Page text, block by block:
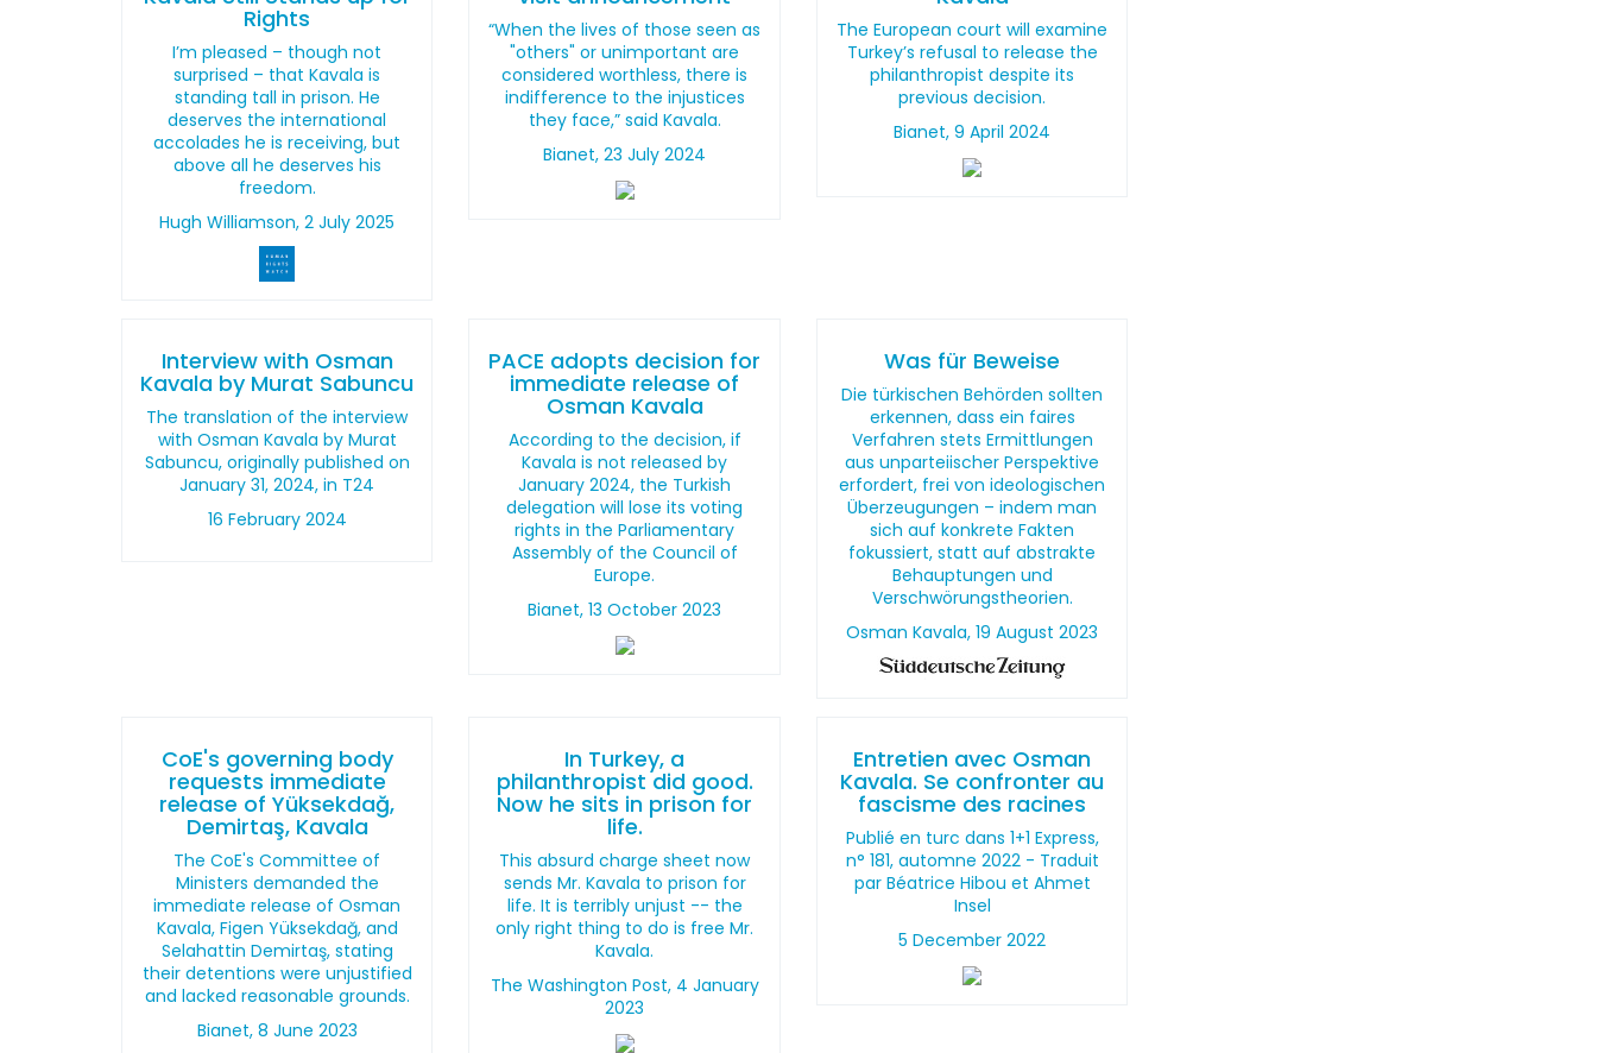
Rights
I’m pleased – though not
surprised – that Kavala is
standing tall in prison. He
deserves the international
accolades he is receiving, but
above all he deserves his
freedom.
Hugh Williamson, 2 July 2025
“When the lives of those seen as
"others" or unimportant are
considered worthless, there is
indifference to the injustices
they face,” said Kavala.
Bianet, 23 July 2024
The European court will examine
Turkey’s refusal to release the
philanthropist despite its
previous decision.
Bianet, 9 April 2024
Interview with Osman
Kavala by Murat Sabuncu
The translation of the interview
with Osman Kavala by Murat
Sabuncu, originally published on
January 31, 2024, in T24
16 February 2024
PACE adopts decision for
immediate release of
Osman Kavala
According to the decision, if
Kavala is not released by
January 2024, the Turkish
delegation will lose its voting
rights in the Parliamentary
Assembly of the Council of
Europe.
Bianet, 13 October 2023
Was für Beweise
Die türkischen Behörden sollten
erkennen, dass ein faires
Verfahren stets Ermittlungen
aus unparteiischer Perspektive
erfordert, frei von ideologischen
Überzeugungen – indem man
sich auf konkrete Fakten
fokussiert, statt auf abstrakte
Behauptungen und
Verschwörungstheorien.
Osman Kavala, 19 August 2023
CoE's governing body
requests immediate
release of Yüksekdağ,
Demirtaş, Kavala
The CoE's Committee of
Ministers demanded the
immediate release of Osman
Kavala, Figen Yüksekdağ, and
Selahattin Demirtaş, stating
their detentions were unjustified
and lacked reasonable grounds.
Bianet, 8 June 2023
In Turkey, a
philanthropist did good.
Now he sits in prison for
life.
This absurd charge sheet now
sends Mr. Kavala to prison for
life. It is terribly unjust -- the
only right thing to do is free Mr.
Kavala.
The Washington Post, 4 January
2023
Entretien avec Osman
Kavala. Se confronter au
fascisme des racines
Publié en turc dans 1+1 Express,
n° 181, automne 2022 - Traduit
par Béatrice Hibou et Ahmet
Insel
5 December 2022